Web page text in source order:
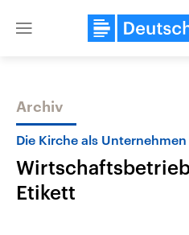
Close
Themen
Archiv
Die Kirche als Unternehmen
Etikett